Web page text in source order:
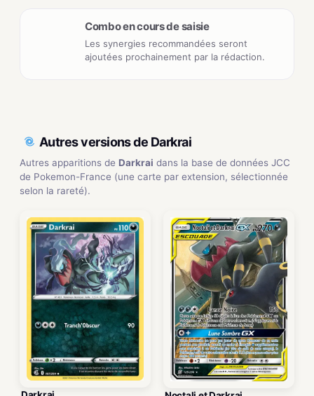
Combo en cours de saisie
Les synergies recommandées seront
ajoutées prochainement par la rédaction.
Autres versions de Darkrai
Autres apparitions de Darkrai dans la base de données JCC
de Pokemon-France (une carte par extension, sélectionnée
selon la rareté).